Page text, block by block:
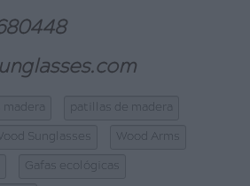
madera patillas de madera
Sunglasses Wood Arms
Gafas ecológicas